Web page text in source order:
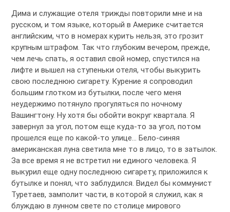
Дима и служащие отеля трижды повторили мне и на
русском, и том языке, который в Америке считается
английским, что в номерах курить нельзя, это грозит
крупным штрафом. Так что глубоким вечером, прежде,
чем лечь спать, я оставил свой номер, спустился на
лифте и вышел на ступеньки отеля, чтобы выкурить
свою последнюю сигарету. Курение я сопроводил
большим глотком из бутылки, после чего меня
неудержимо потянуло прогуляться по ночному
Вашингтону. Ну хотя бы обойти вокруг квартала. Я
завернул за угол, потом еще куда-то за угол, потом
прошелся еще по какой-то улице… Бело-синяя
американская луна светила мне то в лицо, то в затылок.
За все время я не встретил ни единого человека. Я
выкурил еще одну последнюю сигарету, приложился к
бутылке и понял, что заблудился. Видел бы коммунист
Туретаев, замполит части, в которой я служил, как я
блуждаю в лунном свете по столице мирового